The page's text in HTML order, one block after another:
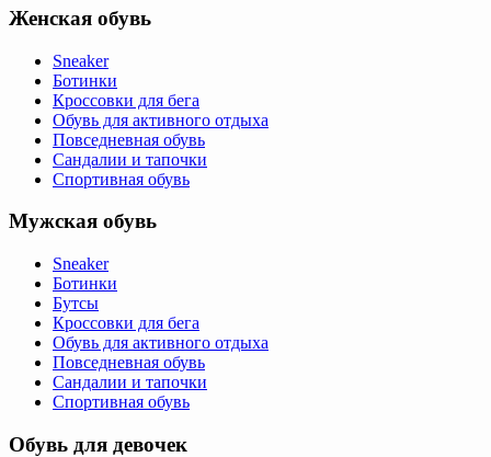
Женская обувь
Sneaker
Ботинки
Кроссовки для бега
Обувь для активного отдыха
Повседневная обувь
Сандалии и тапочки
Спортивная обувь
Мужская обувь
Sneaker
Ботинки
Бутсы
Кроссовки для бега
Обувь для активного отдыха
Повседневная обувь
Сандалии и тапочки
Спортивная обувь
Обувь для девочек